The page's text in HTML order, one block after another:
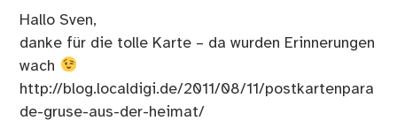
Hallo Sven,
danke für die tolle Karte – da wurden Erinnerungen
wach
http://blog.localdigi.de/2011/08/11/postkartenpara
de-gruse-aus-der-heimat/